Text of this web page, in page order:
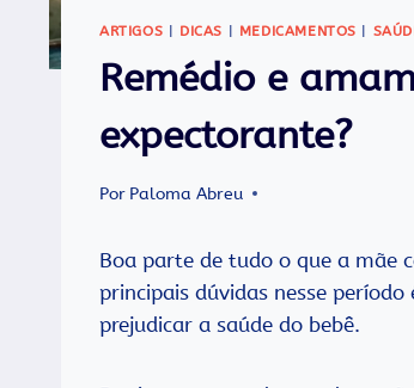
ARTIGOS DICAS MEDICAMENTOS
Remédio e
expectorante?
Por Paloma Abreu
Boa parte de tudo o que a mãe
principais dúvidas nesse período
prejudicar a saúde do bebê.